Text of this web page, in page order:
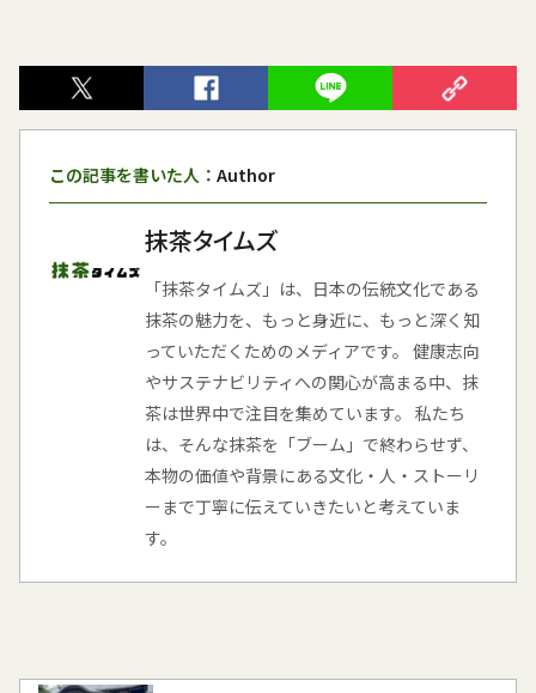
この記事を書いた人： Author
抹茶タイムズ
「抹茶タイムズ」は、日本の伝統文化である
抹茶の魅力を、もっと身近に、もっと深く知
っていただくためのメディアです。 健康志向
やサステナビリティへの関心が高まる中、抹
茶は世界中で注目を集めています。 私たち
は、そんな抹茶を「ブーム」で終わらせず、
本物の価値や背景にある文化・人・ストーリ
ーまで丁寧に伝えていきたいと考えていま
す。